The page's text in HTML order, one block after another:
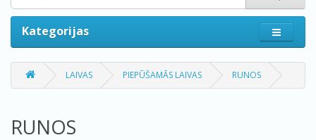
Kategorijas
LAIVAS PIEPŪŠAMĀS LAIVAS RUNOS
RUNOS